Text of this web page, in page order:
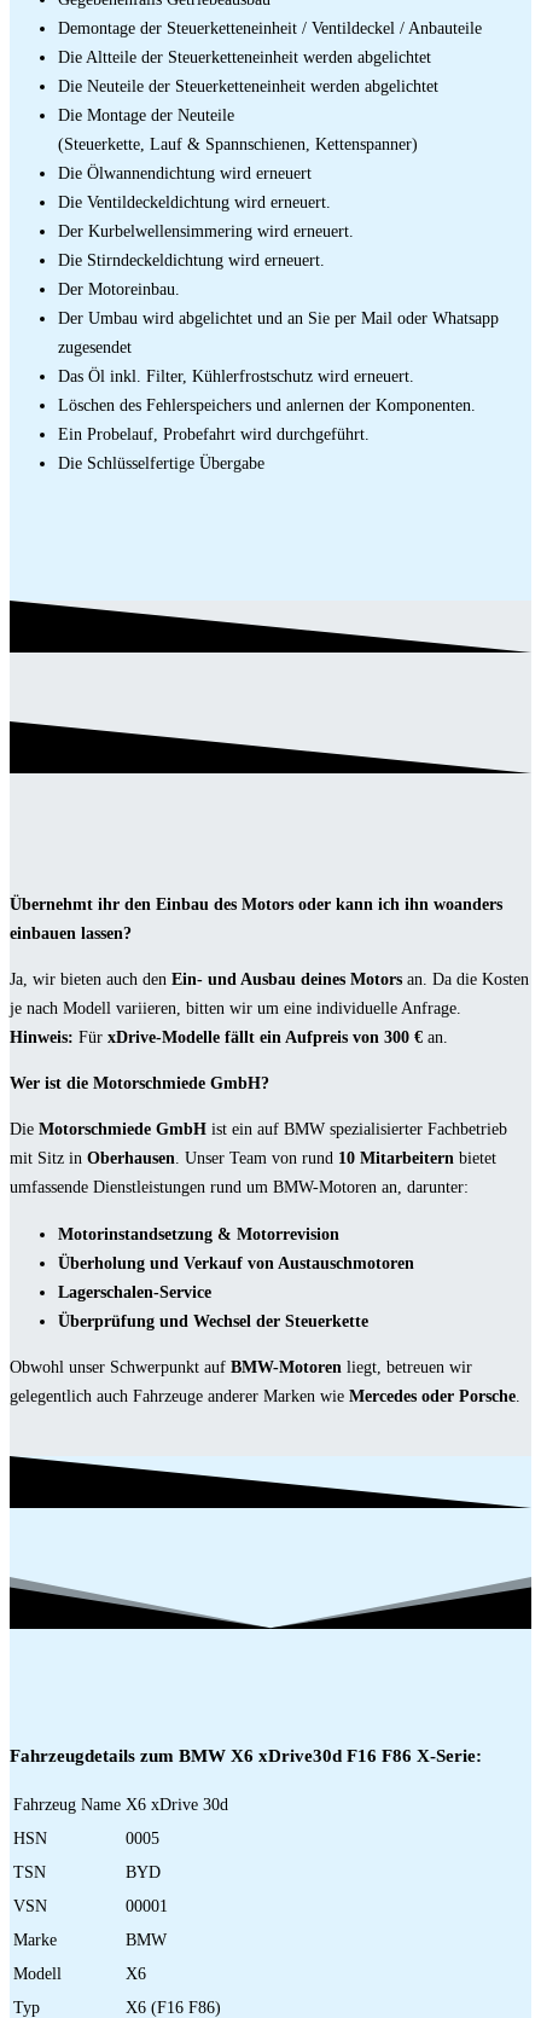
Demontage der Steuerketteneinheit / Ventildeckel / Anbauteile
Die Altteile der Steuerketteneinheit werden abgelichtet
Die Neuteile der Steuerketteneinheit werden abgelichtet
Die Montage der Neuteile
(Steuerkette, Lauf & Spannschienen, Kettenspanner)
Die Ölwannendichtung wird erneuert
Die Ventildeckeldichtung wird erneuert.
Der Kurbelwellensimmering wird erneuert.
Die Stirndeckeldichtung wird erneuert.
Der Motoreinbau.
Der Umbau wird abgelichtet und an Sie per Mail oder Whatsapp
zugesendet
Das Öl inkl. Filter, Kühlerfrostschutz wird erneuert.
Löschen des Fehlerspeichers und anlernen der Komponenten.
Ein Probelauf, Probefahrt wird durchgeführt.
Die Schlüsselfertige Übergabe
Übernehmt ihr den Einbau des Motors oder kann ich ihn woanders
einbauen lassen?
Ja, wir bieten auch den Ein- und Ausbau deines Motors an. Da die Kosten
je nach Modell variieren, bitten wir um eine individuelle Anfrage.
Hinweis: Für xDrive-Modelle fällt ein Aufpreis von 300 € an.
Wer ist die Motorschmiede GmbH?
Die Motorschmiede GmbH ist ein auf BMW spezialisierter Fachbetrieb
mit Sitz in Oberhausen. Unser Team von rund 10 Mitarbeitern bietet
umfassende Dienstleistungen rund um BMW-Motoren an, darunter:
Motorinstandsetzung & Motorrevision
Überholung und Verkauf von Austauschmotoren
Lagerschalen-Service
Überprüfung und Wechsel der Steuerkette
Obwohl unser Schwerpunkt auf BMW-Motoren liegt, betreuen wir
gelegentlich auch Fahrzeuge anderer Marken wie Mercedes oder Porsche
Fahrzeugdetails zum BMW X6 xDrive30d F16 F86 X-Serie:
Fahrzeug Name X6 xDrive 30d
HSN
0005
TSN
BYD
VSN
00001
Marke
BMW
Modell
X6
Typ
X6 (F16 F86)